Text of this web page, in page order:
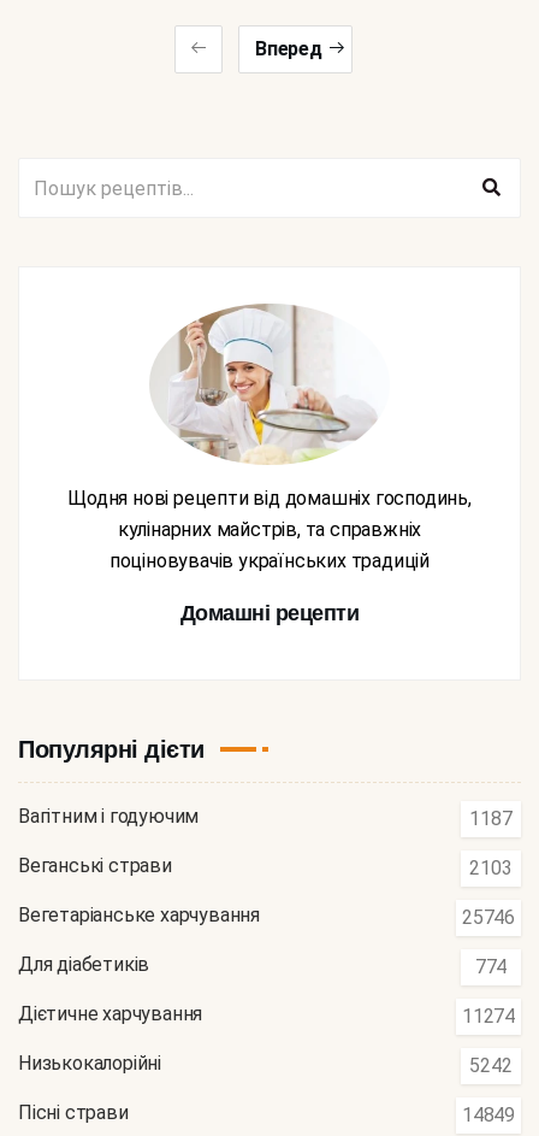
Вперед
Щодня нові рецепти від домашніх господинь,
кулінарних майстрів, та справжніх
поціновувачів українських традицій
Домашні рецепти
Популярні дієти
Вагітним і годуючим 1187
Веганські страви 2103
Вегетаріанське харчування 25746
Для діабетиків 774
Дієтичне харчування 11274
Низькокалорійні 5242
Пісні страви 14849